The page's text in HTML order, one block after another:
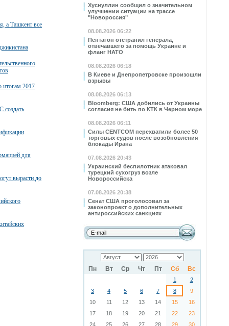
Хуснуллин сообщил о значительном
улучшении ситуации на трассе
"Новороссия"
08.08.2026 06:22
Пентагон отстранил генерала,
отвечавшего за помощь Украине и
фланг НАТО
08.08.2026 06:18
В Киеве и Днепропетровске произошли
взрывы
08.08.2026 06:13
Bloomberg: США добились от Украины
согласия не бить по КТК в Черном море
08.08.2026 06:11
Силы CENTCOM перехватили более 50
торговых судов после возобновления
блокады Ирана
07.08.2026 20:43
Украинский беспилотник атаковал
турецкий сухогруз возле
Новороссийска
07.08.2026 20:38
Сенат США проголосовал за
законопроект о дополнительных
антироссийских санкциях
Пн Вт Ср Чт Пт Сб Вс
1
2
3
4 5 6 7 8
9
10
11 12 13 14 15
16
17
18 19 20 21 22
23
24
25 26 27 28 29 30
а Ташкент все
2017
создать
для
вырасти до